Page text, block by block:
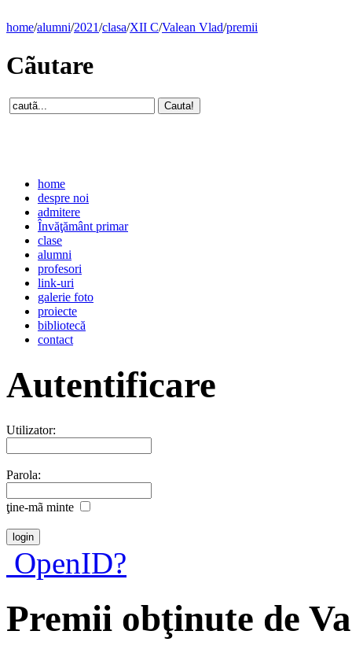
home/alumni/2021/clasa/XII C/Valean Vlad/premii
Cãutare
home
despre noi
admitere
Învăţământ primar
clase
alumni
profesori
link-uri
galerie foto
proiecte
bibliotecă
contact
Autentificare
Utilizator:
Parola:
ţine-mã minte
OpenID?
Premii obţinute de